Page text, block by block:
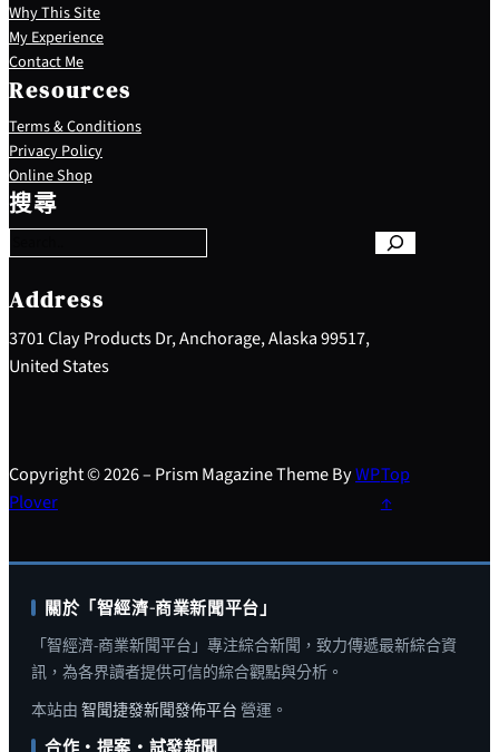
Why This Site
My Experience
Contact Me
Resources
Terms & Conditions
Privacy Policy
Online Shop
搜尋
S
e
a
c
h
Address
3701 Clay Products Dr, Anchorage, Alaska 99517,
United States
Copyright © 2026 – Prism Magazine Theme ByWP
Plover
Top
↑
關於「智經濟-商業新聞平台」
「智經濟-商業新聞平台」專注綜合新聞，致力傳遞最新綜合資
訊，為各界讀者提供可信的綜合觀點與分析。
本站由 智聞捷發新聞發佈平台 營運。
合作・提案・試發新聞